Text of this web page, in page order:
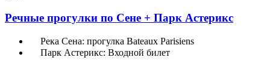
Речные прогулки по Сене + Парк Астерикс
Река Сена: прогулка Bateaux Parisiens
Парк Астерикс: Входной билет